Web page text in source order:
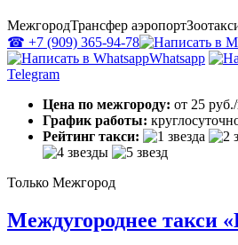
МежгородТрансфер аэропорт
☎ +7 (909) 365-94-78
Whatsapp
Telegram
Цена по межгороду: от 25
График работы:
Рейтинг такси:
Только Межгород
Междугороднее такси